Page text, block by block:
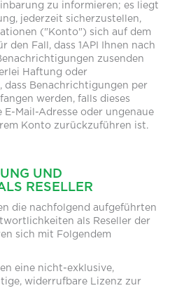
zu informieren; es liegt
jederzeit sicherzustellen,
("Konto") sich auf dem
den Fall, dass 1API Ihnen nach
zusenden
Haftung oder
Benachrichtigungen per
werden, falls dieses
E-Mail-Adresse oder ungenaue
Konto zurückzuführen ist.
UND
RESELLER
die nachfolgend aufgeführten
als Reseller der
sich mit Folgendem
eine nicht-exklusive,
widerrufbare Lizenz zur